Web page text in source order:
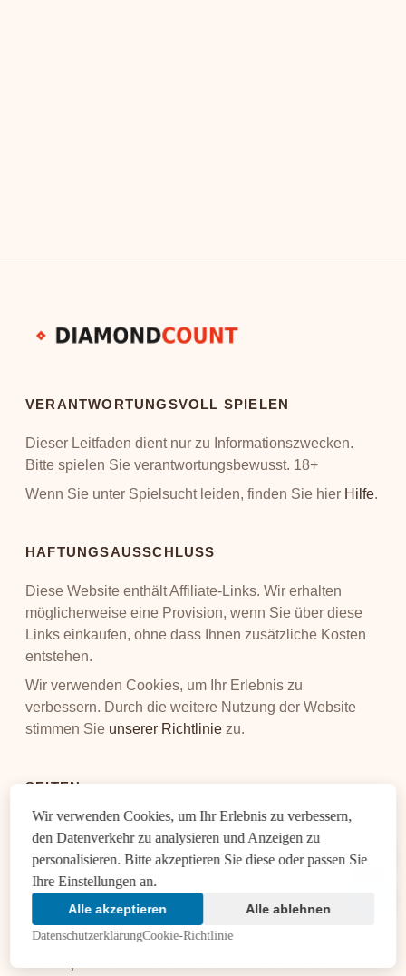
VERANTWORTUNGSVOLL SPIELEN
Dieser Leitfaden dient nur zu Informationszwecken.
Bitte spielen Sie verantwortungsbewusst. 18+
Wenn Sie unter Spielsucht leiden, finden Sie hier Hilfe.
HAFTUNGSAUSSCHLUSS
Diese Website enthält Affiliate-Links. Wir erhalten
möglicherweise eine Provision, wenn Sie über diese
Links einkaufen, ohne dass Ihnen zusätzliche Kosten
entstehen.
Wir verwenden Cookies, um Ihr Erlebnis zu
verbessern. Durch die weitere Nutzung der Website
stimmen Sie unserer Richtlinie zu.
SEITEN
Über DiamondCount: Experten für Baseball Wetten
Cookie-Richtlinie für transparente Datennutzung
Datenschutzerklärung: Schutz deiner Daten bei
DiamondCount
Impressum für die Baseball Wetten Plattform
DiamondCount
Wir verwenden Cookies, um Ihr Erlebnis zu verbessern,
den Datenverkehr zu analysieren und Anzeigen zu
personalisieren. Bitte akzeptieren Sie diese oder passen Sie
Ihre Einstellungen an.
Alle akzeptieren Alle ablehnen
DatenschutzerklärungCookie-Richtlinie